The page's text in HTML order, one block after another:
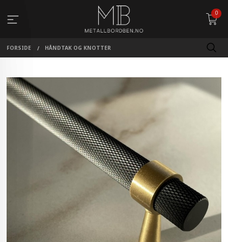
innholdet
0
FORSIDE HÅNDTAK OG KNOTTER